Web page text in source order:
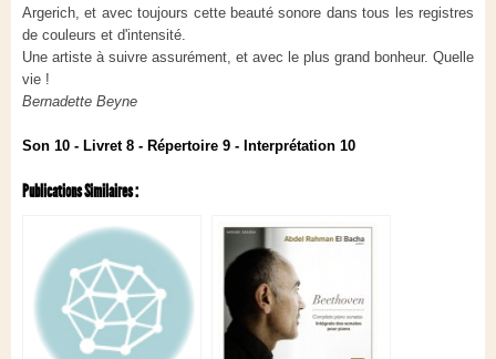
Argerich, et avec toujours cette beauté sonore dans tous les registres
de couleurs et d'intensité.
Une artiste à suivre assurément, et avec le plus grand bonheur. Quelle
vie !
Bernadette Beyne
Son 10 - Livret 8 - Répertoire 9 - Interprétation 10
Publications Similaires :